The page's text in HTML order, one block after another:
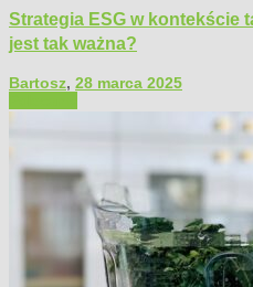
Strategia ESG w kontekście
jest tak ważna?
Bartosz, 28 marca 2025